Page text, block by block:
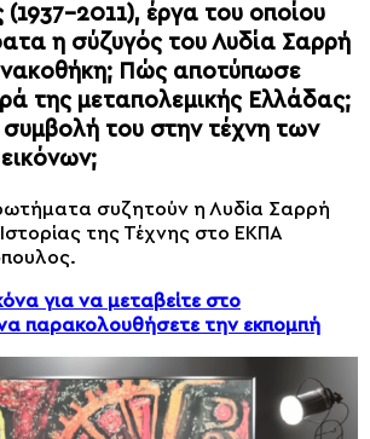
2011), έργα του οποίου
η σύζυγός του Λυδία Σαρρή
Πώς αποτύπωσε
της μεταπολεμικής Ελλάδας;
συμβολή του στην τέχνη των
συζητούν η Λυδία Σαρρή
της Τέχνης στο ΕΚΠΑ
για να μεταβείτε στο
παρακολουθήσετε την εκπομπή